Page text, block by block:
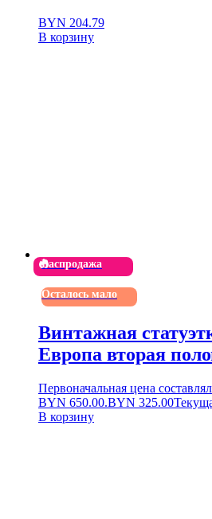
BYN 204.79
В корзину
Распродажа
Осталось мало
Винтажная
Европа вторая
Первоначальная цена
BYN 650.00.BYN 325.00
В корзину